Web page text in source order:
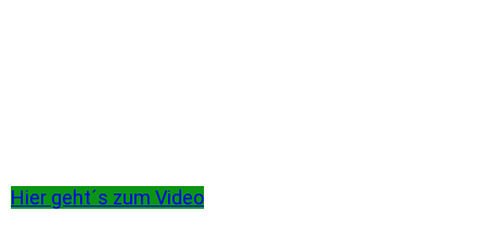
Hier geht´s zum Video